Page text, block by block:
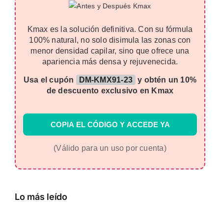
Kmax es la solución definitiva. Con su fórmula
100% natural, no solo disimula las zonas con
menor densidad capilar, sino que ofrece una
apariencia más densa y rejuvenecida.
Usa el cupón DM-KMX91-23 y obtén un 10%
de descuento exclusivo en Kmax
COPIA EL CÓDIGO Y ACCEDE YA
(Válido para un uso por cuenta)
Lo más leído